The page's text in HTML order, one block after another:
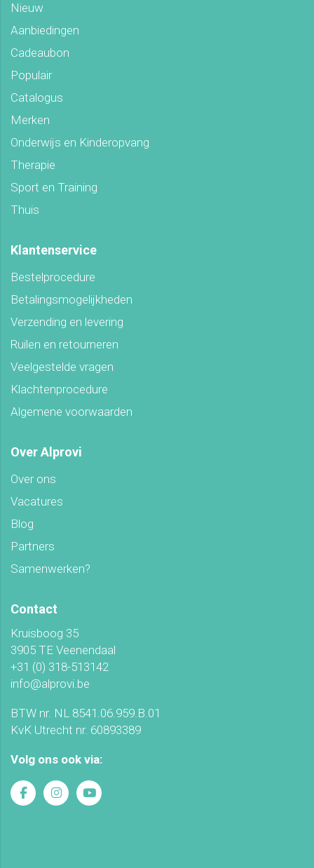
Nieuw
Aanbiedingen
Cadeaubon
Populair
Catalogus
Merken
Onderwijs en Kinderopvang
Therapie
Sport en Training
Thuis
Klantenservice
Bestelprocedure
Betalingsmogelijkheden
Verzending en levering
Ruilen en retourneren
Veelgestelde vragen
Klachtenprocedure
Algemene voorwaarden
Over Alprovi
Over ons
Vacatures
Blog
Partners
Samenwerken?
Contact
Kruisboog 35
3905 TE Veenendaal
+31 (0) 318-513142
info@alprovi.be
BTW nr. NL 8541.06.959.B.01
KvK Utrecht nr. 60893389
Volg ons ook via: